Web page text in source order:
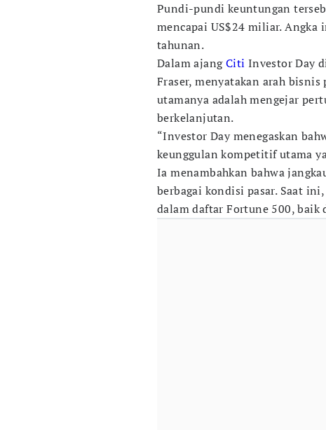
Pundi-pundi keuntungan
mencapai US$24 miliar. Angka
tahunan.
Dalam ajangCiti Investor Day
Fraser, menyatakan arah
utamanya adalah mengejar
berkelanjutan.
“Investor Day menegaskan
keunggulan kompetitif utama
Ia menambahkan bahwa
berbagai kondisi pasar. Saat
dalam daftar Fortune 500, baik